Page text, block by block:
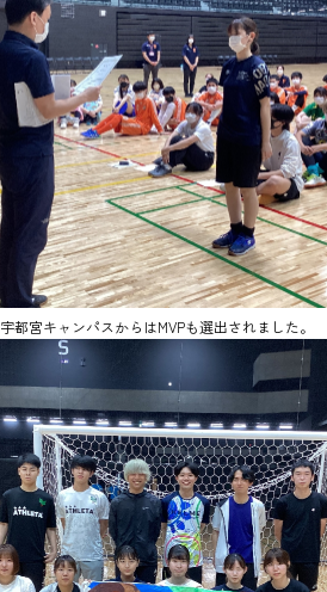
宇都宮キャンパスからはMVPも選出されました。